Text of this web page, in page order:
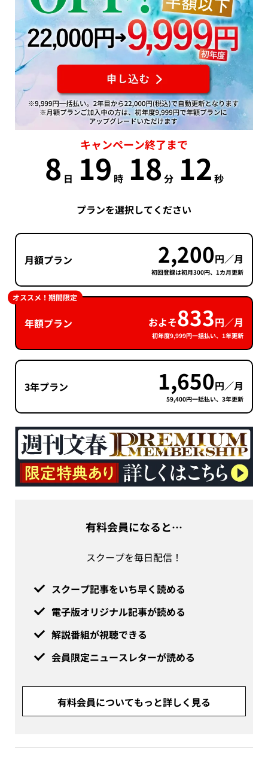
キャンペーン終了まで
8 日 19 時 18 分 12 秒
プランを選択してください
月額プラン 2,200円／月
初回登録は初月300円、1カ月更新
年額プラン およそ833円／月
初年度9,999円一括払い、1年更新
オススメ！期間限定
3年プラン 1,650円／月
59,400円一括払い、3年更新
有料会員になると…
スクープを毎日配信！
スクープ記事をいち早く読める
電子版オリジナル記事が読める
解説番組が視聴できる
会員限定ニュースレターが読める
有料会員についてもっと詳しく見る